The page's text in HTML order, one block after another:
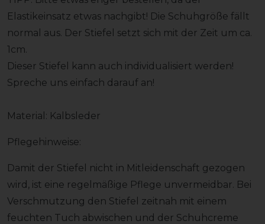
Elastikeinsatz etwas nachgibt! Die Schuhgröße fällt
normal aus. Der Stiefel setzt sich mit der Zeit um ca.
1cm.
Dieser Stiefel kann auch individualisiert werden!
Spreche uns einfach darauf an!
Material: Kalbsleder
Pflegehinweise:
Damit der Stiefel nicht in Mitleidenschaft gezogen
wird, ist eine regelmäßige Pflege unvermeidbar. Bei
Verschmutzung den Stiefel zeitnah mit einem
feuchten Tuch abwischen und der Schuhcreme